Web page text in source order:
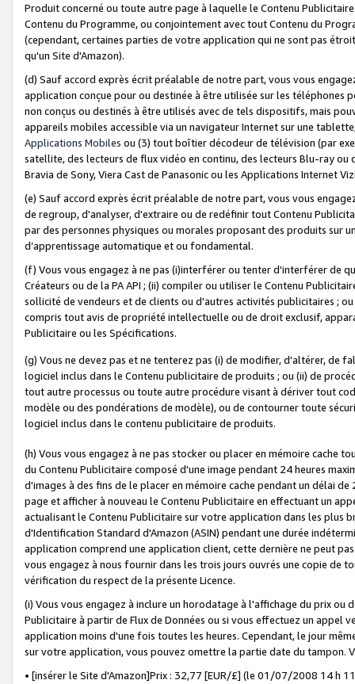
Produit concerné ou toute autre page à laquelle le Contenu
Contenu du Programme, ou conjointement avec tout Contenu du
(cependant, certaines parties de votre application qui ne sont pas
qu'un Site d'Amazon).
(d) Sauf accord exprès écrit préalable de notre part, vous vous
application conçue pour ou destinée à être utilisée sur les téléphones
non conçus ou destinés à être utilisés avec de tels dispositifs, mais
appareils mobiles accessible via un navigateur Internet sur une
Applications Mobiles ou (3) tout boîtier décodeur de télévision (par
satellite, des lecteurs de flux vidéo en continu, des lecteurs Blu-ray
Bravia de Sony, Viera Cast de Panasonic ou les Applications Internet
(e) Sauf accord exprès écrit préalable de notre part, vous vous
de regroup, d'analyser, d'extraire ou de redéfinir tout Contenu
par des personnes physiques ou morales proposant des produits sur
d’apprentissage automatique et ou fondamental.
(f) Vous vous engagez à ne pas (i)interférer ou tenter d'interférer de
Créateurs ou de la PA API ; (ii) compiler ou utiliser le Contenu
sollicité de vendeurs et de clients ou d'autres activités publicitaires ;
compris tout avis de propriété intellectuelle ou de droit exclusif,
Publicitaire ou les Spécifications.
(g) Vous ne devez pas et ne tenterez pas (i) de modifier, d'altérer, de
logiciel inclus dans le Contenu publicitaire de produits ; ou (ii) de
tout autre processus ou toute autre procédure visant à dériver tout
modèle ou des pondérations de modèle), ou de contourner toute
logiciel inclus dans le contenu publicitaire de produits.
(h) Vous vous engagez à ne pas stocker ou placer en mémoire cache
du Contenu Publicitaire composé d'une image pendant 24 heures
d'images à des fins de le placer en mémoire cache pendant un délai
page et afficher à nouveau le Contenu Publicitaire en effectuant un
actualisant le Contenu Publicitaire sur votre application dans les plus
d'Identification Standard d'Amazon (ASIN) pendant une durée
application comprend une application client, cette dernière ne peut
vous engagez à nous fournir dans les trois jours ouvrés une copie de
vérification du respect de la présente Licence.
(i) Vous vous engagez à inclure un horodatage à l'affichage du prix
Publicitaire à partir de Flux de Données ou si vous effectuez un appel
application moins d'une fois toutes les heures. Cependant, le jour
sur votre application, vous pouvez omettre la partie date du tampon.
• [insérer le Site d'Amazon]Prix : 32,77 [EUR/£] (le 01/07/2008 14 h